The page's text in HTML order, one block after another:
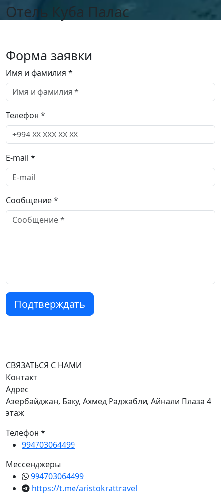
Отель Куба Палас
Форма заявки
Имя и фамилия *
Телефон *
E-mail *
Сообщение *
Подтверждать
СВЯЗАТЬСЯ С НАМИ
Контакт
Адрес
Азербайджан, Баку, Ахмед Раджабли, Айнали Плаза 4
этаж
Телефон *
994703064499
Мессенджеры
994703064499
https://t.me/aristokrattravel